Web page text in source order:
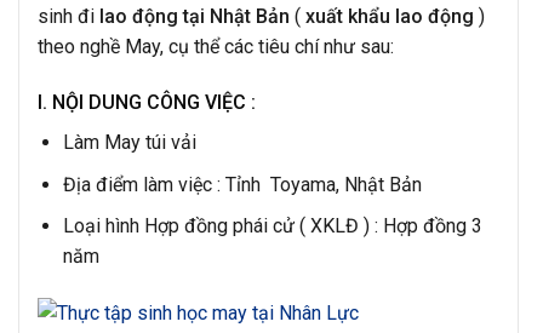
sinh đi lao động tại Nhật Bản ( xuất khẩu lao động )
theo nghề May, cụ thể các tiêu chí như sau:
I. NỘI DUNG CÔNG VIỆC :
Làm May túi vải
Địa điểm làm việc : Tỉnh Toyama, Nhật Bản
Loại hình Hợp đồng phái cử ( XKLĐ ) : Hợp đồng 3
năm